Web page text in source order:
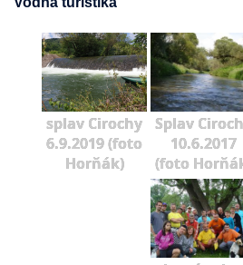
splav Cirochy
6.9.2019 (foto
Horňák)
Splav
10.6.2017
(foto